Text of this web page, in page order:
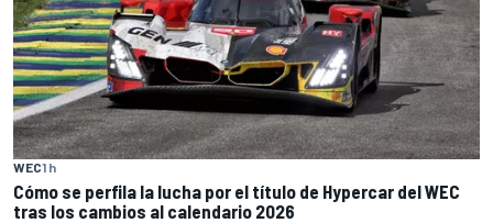
WEC1 h
Cómo se perfila la lucha por el título de Hypercar del WEC
tras los cambios al calendario 2026